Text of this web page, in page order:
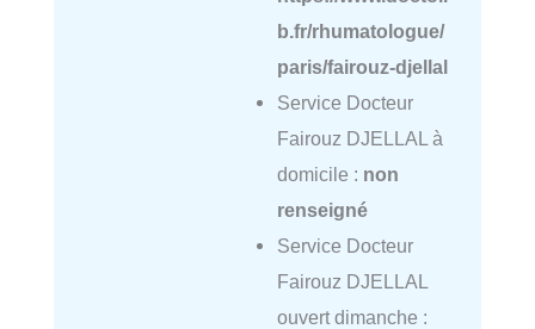
b.fr/rhumatologue/
paris/fairouz-djellal
Service Docteur
Fairouz DJELLAL à
domicile : non
renseigné
Service Docteur
Fairouz DJELLAL
ouvert dimanche :